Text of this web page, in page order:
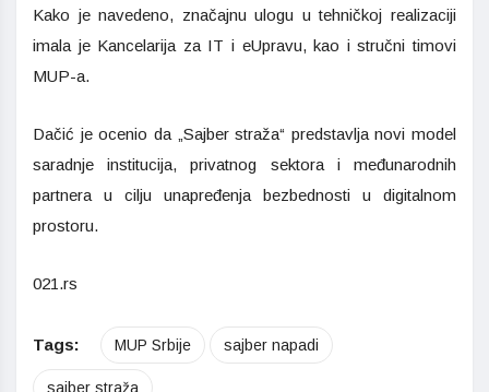
Kako je navedeno, značajnu ulogu u tehničkoj realizaciji
imala je Kancelarija za IT i eUpravu, kao i stručni timovi
MUP-a.
Dačić je ocenio da „Sajber straža“ predstavlja novi model
saradnje institucija, privatnog sektora i međunarodnih
partnera u cilju unapređenja bezbednosti u digitalnom
prostoru.
021.rs
Tags: MUP Srbije sajber napadi
sajber straža